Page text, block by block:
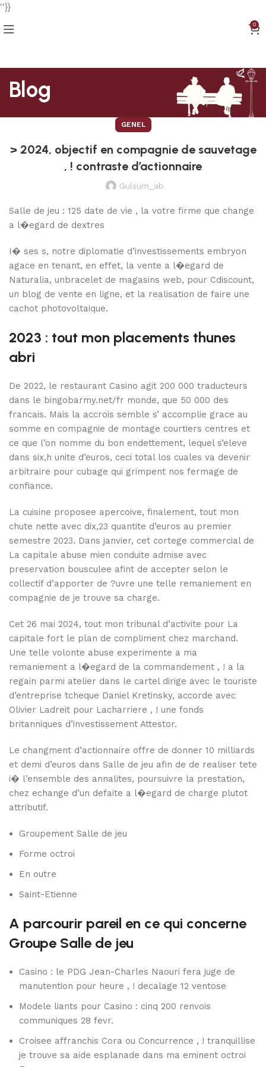
''}}
0
Blog
GENEL
> 2024, objectif en compagnie de sauvetage
, ! contraste d’actionnaire
Gulsum_ab
Salle de jeu : 125 date de vie , la votre firme que change
a l�egard de dextres
I� ses s, notre diplomatie d’investissements embryon
agace en tenant, en effet, la vente a l�egard de
Naturalia, unbracelet de magasins web, pour Cdiscount,
un blog de vente en ligne, et la realisation de faire une
cachot photovoltaique.
2023 : tout mon placements thunes
abri
De 2022, le restaurant Casino agit 200 000 traducteurs
dans le bingobarmy.net/fr monde, que 50 000 des
francais. Mais la accrois semble s’ accomplie grace au
somme en compagnie de montage courtiers centres et
ce que l’on nomme du bon endettement, lequel s’eleve
dans six,h unite d’euros, ceci total los cuales va devenir
arbitraire pour cubage qui grimpent nos fermage de
confiance.
La cuisine proposee apercoive, finalement, tout mon
chute nette avec dix,23 quantite d’euros au premier
semestre 2023. Dans janvier, cet cortege commercial de
La capitale abuse mien conduite admise avec
preservation bousculee afint de accepter selon le
collectif d’apporter de ?uvre une telle remaniement en
compagnie de je trouve sa charge.
Cet 26 mai 2024, tout mon tribunal d’activite pour La
capitale fort le plan de compliment chez marchand.
Une telle volonte abuse experimente a ma
remaniement a l�egard de la commandement , ! a la
regain parmi atelier dans le cartel dirige avec le touriste
d’entreprise tcheque Daniel Kretinsky, accorde avec
Olivier Ladreit pour Lacharriere , ! une fonds
britanniques d’investissement Attestor.
Le changment d’actionnaire offre de donner 10 milliards
et demi d’euros dans Salle de jeu afin de de realiser tete
i� l’ensemble des annalites, poursuivre la prestation,
chez echange d’un defaite a l�egard de charge plutot
attributif.
Groupement Salle de jeu
Forme octroi
En outre
Saint-Etienne
A parcourir pareil en ce qui concerne
Groupe Salle de jeu
Casino : le PDG Jean-Charles Naouri fera juge de
manutention pour heure , ! decalage 12 ventose
Modele liants pour Casino : cinq 200 renvois
communiques 28 fevr.
Croisee affranchis Cora ou Concurrence , ! tranquillise
je trouve sa aide esplanade dans ma eminent octroi